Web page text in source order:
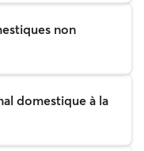
non
domestique à la